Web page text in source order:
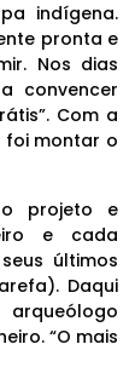
indígena.
pronta e
Nos dias
convencer
Com a
foi montar o
o projeto e
e cada
últimos
Daqui
“O mais